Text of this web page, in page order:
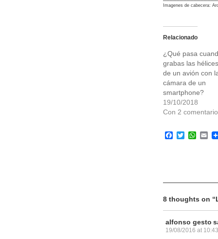
Imagenes de cabecera:
Relacionado
¿Qué pasa
grabas las hélices
de un avión con
cámara de un
smartphone?
19/10/2018
Con 2
Facebook
Twitter
8 thoughts on “
alfonso gesto
19/08/2016 at